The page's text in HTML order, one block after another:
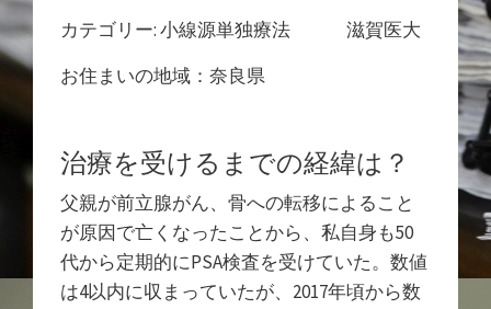
カテゴリー: 小線源単独療法 滋賀医大
お住まいの地域：奈良県
治療を受けるまでの経緯は？
父親が前立腺がん、骨への転移によること
が原因で亡くなったことから、私自身も50
代から定期的にPSA検査を受けていた。数値
は4以内に収まっていたが、2017年頃から数